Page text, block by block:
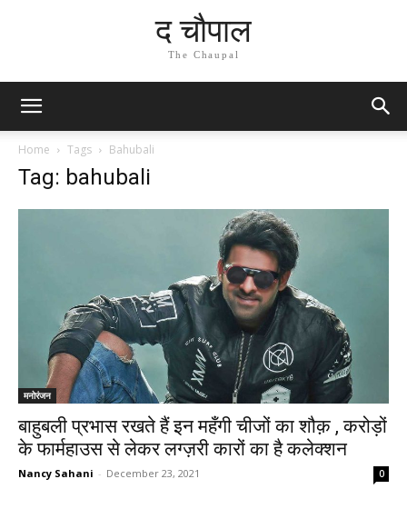
द चौपाल
The Chaupal
Home Tags Bahubali
Tag: bahubali
मनोरंजन
बाहुबली प्रभास रखते हैं इन महँगी चीजों का शौक़ , करोड़ों
के फार्महाउस से लेकर लग्ज़री कारों का है कलेक्शन
Nancy Sahani - December 23, 2021 0